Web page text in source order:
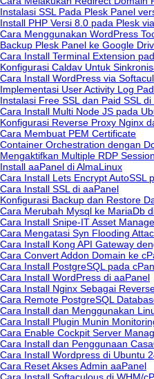
Instalasi SSL Pada Plesk Panel
Install PHP Versi 8.0 pada Plesk
Cara Menggunakan WordPress
Backup Plesk Panel ke Google
Cara Install Terminal Extension
Konfigurasi Caldav Untuk
Cara Install WordPress via
Implementasi User Activity Log
Instalasi Free SSL dan Paid SSL di
Cara Install Multi Node JS pada
Konfigurasi Reverse Proxy Nginx
Cara Membuat PEM Certificate
Container Orchestration dengan
Mengaktifkan Multiple RDP
Install aaPanel di AlmaLinux
Cara Install Lets Encrypt AutoSSL
Cara Install SSL di aaPanel
Konfigurasi Backup dan Restore
Cara Merubah Mysql ke MariaDb
Cara Install Snipe-IT Asset
Cara Mengatasi Syn Flooding
Cara Install Kong API Gateway
Cara Convert Addon Domain ke
Cara Install PostgreSQL pada
Cara Install WordPress di aaPanel
Cara Install Nginx Sebagai
Cara Remote PostgreSQL
Cara Install dan Menggunakan
Cara Install Plugin Munin
Cara Enable Cockpit Server
Cara Install dan Penggunaan
Cara Install Wordpress di Ubuntu
Cara Reset Akses Admin aaPanel